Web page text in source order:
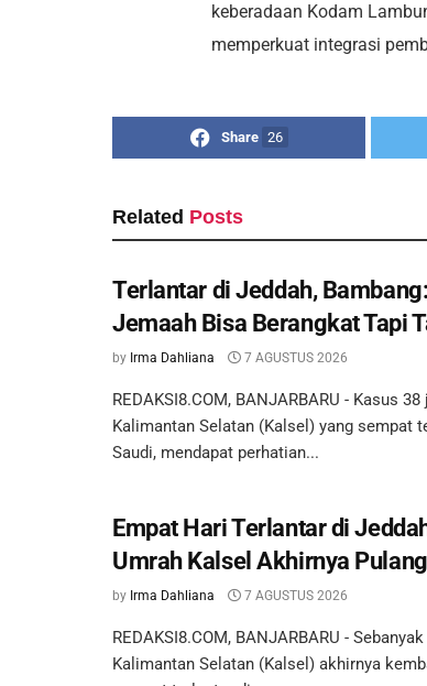
keberadaan Kodam
memperkuat integrasi
Share 26
Related Posts
Terlantar di Jeddah,
Jemaah Bisa Berangkat Tapi
by Irma Dahliana 7 AGUSTUS 2026
REDAKSI8.COM, BANJARBARU - Kasus
Kalimantan Selatan (Kalsel) yang sempat
Saudi, mendapat perhatian...
Empat Hari Terlantar di
Umrah Kalsel Akhirnya
by Irma Dahliana 7 AGUSTUS 2026
REDAKSI8.COM, BANJARBARU -
Kalimantan Selatan (Kalsel) akhirnya